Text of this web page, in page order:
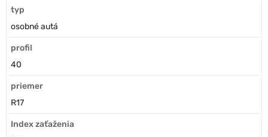
typ
osobné autá
profil
40
priemer
R17
Index zaťaženia